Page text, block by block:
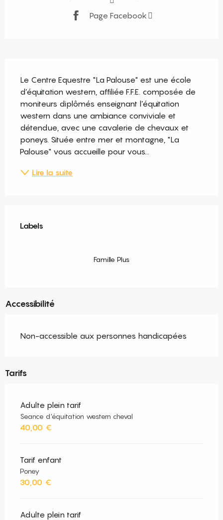
Page Facebook
Le Centre Equestre "La Palouse" est une école
d’équitation western, affiliée F.F.E. composée de
moniteurs diplômés enseignant l’équitation
western dans une ambiance conviviale et
détendue, avec une cavalerie de chevaux et
poneys. Située entre mer et montagne, "La
Palouse" vous accueille pour vous...
Lire la suite
Labels
Labels
Famille Plus
Accessibilité
Non-accessible aux personnes handicapées
Tarifs
Adulte plein tarif
Seance d'équitation western cheval
40,00 €
Tarif enfant
Poney
30,00 €
Adulte plein tarif